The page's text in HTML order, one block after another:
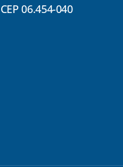
CEP 06.454-040